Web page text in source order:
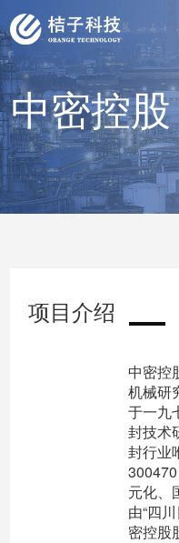
中密控股
项目介绍
中密控
机械研
于一九
封技术
封行业
元化、
由“四
密控股